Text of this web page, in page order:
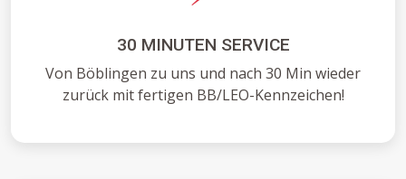
30 MINUTEN SERVICE
Von Böblingen zu uns und nach 30 Min wieder
zurück mit fertigen BB/LEO-Kennzeichen!